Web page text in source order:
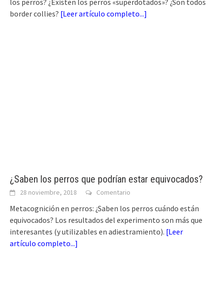
los perros? ¿Existen los perros «superdotados»? ¿Son todos
border collies? [Leer artículo completo...]
¿Saben los perros que podrían estar equivocados?
28 noviembre, 2018 Comentario
Metacognición en perros: ¿Saben los perros cuándo están
equivocados? Los resultados del experimento son más que
interesantes (y utilizables en adiestramiento). [Leer
artículo completo...]